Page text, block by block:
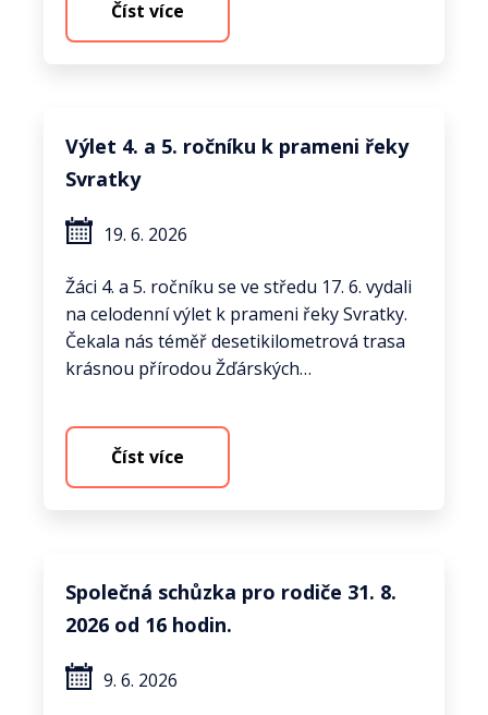
Číst více
Výlet 4. a 5. ročníku k prameni řeky
Svratky
19. 6. 2026
Žáci 4. a 5. ročníku se ve středu 17. 6. vydali
na celodenní výlet k prameni řeky Svratky.
Čekala nás téměř desetikilometrová trasa
krásnou přírodou Žďárských…
Číst více
Společná schůzka pro rodiče 31. 8.
2026 od 16 hodin.
9. 6. 2026